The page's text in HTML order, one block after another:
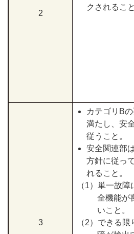
2
クされること
3
カテゴリB
満たし、安
従うこと。
安全関連部
方針に従っ
れること。
（1）単一故
全機能が
いこと。
（2）できる限